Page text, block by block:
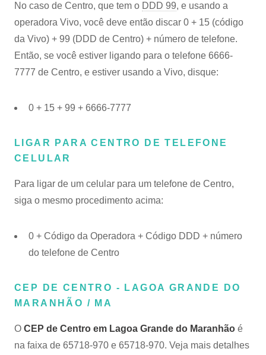
No caso de Centro, que tem o DDD 99, e usando a
operadora Vivo, você deve então discar 0 + 15 (código
da Vivo) + 99 (DDD de Centro) + número de telefone.
Então, se você estiver ligando para o telefone 6666-
7777 de Centro, e estiver usando a Vivo, disque:
0 + 15 + 99 + 6666-7777
LIGAR PARA CENTRO DE TELEFONE
CELULAR
Para ligar de um celular para um telefone de Centro,
siga o mesmo procedimento acima:
0 + Código da Operadora + Código DDD + número
do telefone de Centro
CEP DE CENTRO - LAGOA GRANDE DO
MARANHÃO / MA
O CEP de Centro em Lagoa Grande do Maranhão é
na faixa de 65718-970 e 65718-970. Veja mais detalhes